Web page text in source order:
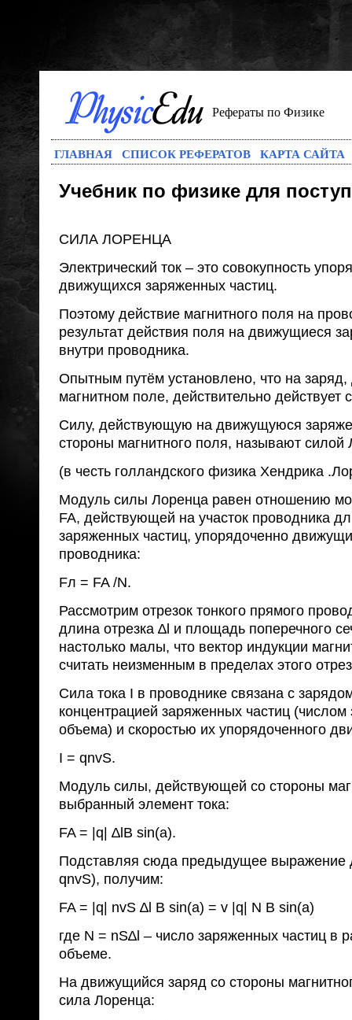
Рефераты по Физике
ГЛАВНАЯ СПИСОК РЕФЕРАТОВ КАРТА САЙТА
Учебник по физике для
СИЛА ЛОРЕНЦА
Электрический ток – это совокупность
движущихся заряженных частиц.
Поэтому действие магнитного поля на
результат действия поля на движущиеся
внутри проводника.
Опытным путём установлено, что на
магнитном поле, действительно действует
Силу, действующую на движущуюся
стороны магнитного поля, называют силой
(в честь голландского физика Хендрика
Модуль силы Лоренца равен отношению
FA, действующей на участок проводника
заряженных частиц, упорядоченно
проводника:
Fл = FA /N.
Рассмотрим отрезок тонкого прямого
длина отрезка ∆l и площадь поперечного
настолько малы, что вектор индукции
считать неизменным в пределах этого
Сила тока I в проводнике связана с
концентрацией заряженных частиц
объема) и скоростью их упорядоченного
I = qnvS.
Модуль силы, действующей со стороны
выбранный элемент тока:
FA = |q| ∆lB sin(a).
Подставляя сюда предыдущее выражение
qnvS), получим:
FA = |q| nvS ∆l B sin(a) = v |q| N B sin(a)
где N = nS∆l – число заряженных частиц в
объеме.
На движущийся заряд со стороны
сила Лоренца: